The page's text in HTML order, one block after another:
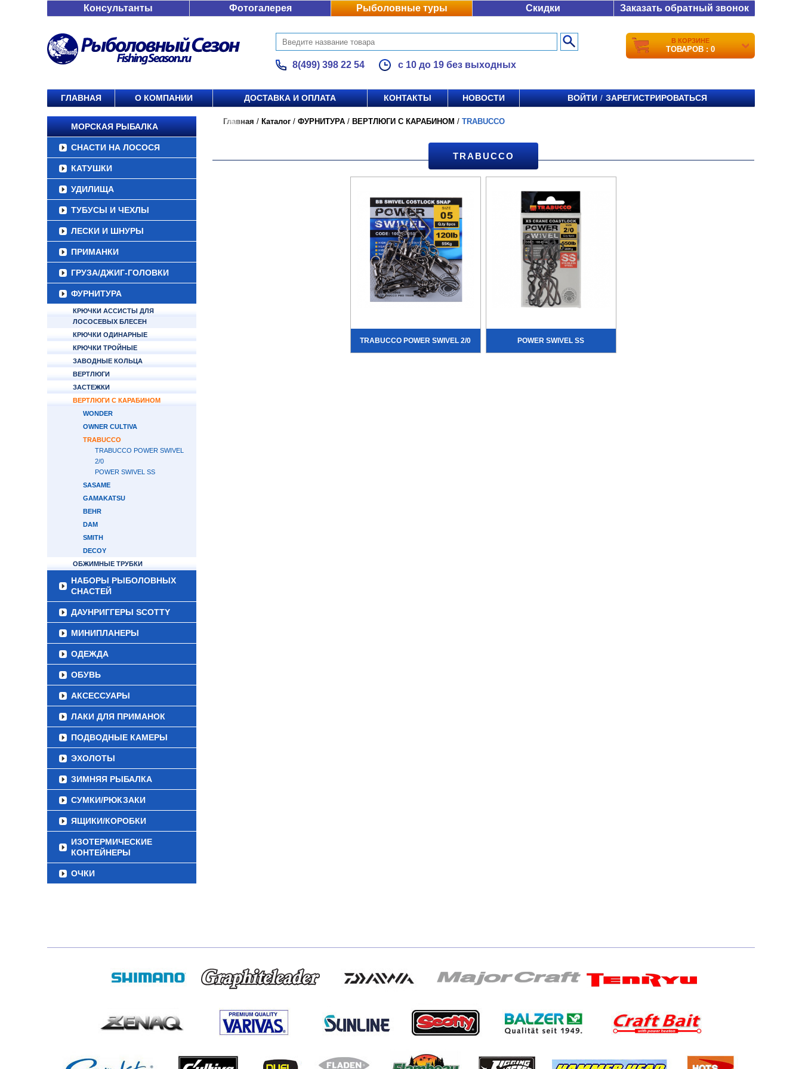
Консультанты Фотогалерея Рыболовные туры Скидки Заказать обратный звонок
8(499) 398 22 54 с 10 до 19 без выходных
В КОРЗИНЕ
ТОВАРОВ : 0
ГЛАВНАЯ О КОМПАНИИ ДОСТАВКА И ОПЛАТА КОНТАКТЫ НОВОСТИ ВОЙТИ / ЗАРЕГИСТРИРОВАТЬСЯ
МОРСКАЯ РЫБАЛКА
СНАСТИ НА ЛОСОСЯ
КАТУШКИ
УДИЛИЩА
ТУБУСЫ И ЧЕХЛЫ
ЛЕСКИ И ШНУРЫ
ПРИМАНКИ
ГРУЗА/ДЖИГ-ГОЛОВКИ
ФУРНИТУРА
КРЮЧКИ АССИСТЫ ДЛЯ
ЛОСОСЕВЫХ БЛЕСЕН
КРЮЧКИ ОДИНАРНЫЕ
КРЮЧКИ ТРОЙНЫЕ
ЗАВОДНЫЕ КОЛЬЦА
ВЕРТЛЮГИ
ЗАСТЕЖКИ
ВЕРТЛЮГИ С КАРАБИНОМ
WONDER
OWNER CULTIVA
TRABUCCO
TRABUCCO POWER SWIVEL
2/0
POWER SWIVEL SS
SASAME
GAMAKATSU
BEHR
DAM
SMITH
DECOY
ОБЖИМНЫЕ ТРУБКИ
НАБОРЫ РЫБОЛОВНЫХ
СНАСТЕЙ
ДАУНРИГГЕРЫ SCOTTY
МИНИПЛАНЕРЫ
ОДЕЖДА
ОБУВЬ
АКСЕССУАРЫ
ЛАКИ ДЛЯ ПРИМАНОК
ПОДВОДНЫЕ КАМЕРЫ
ЭХОЛОТЫ
ЗИМНЯЯ РЫБАЛКА
СУМКИ/РЮКЗАКИ
ЯЩИКИ/КОРОБКИ
ИЗОТЕРМИЧЕСКИЕ
КОНТЕЙНЕРЫ
ОЧКИ
Главная / Каталог / ФУРНИТУРА / ВЕРТЛЮГИ С КАРАБИНОМ / TRABUCCO
TRABUCCO
TRABUCCO POWER SWIVEL 2/0 POWER SWIVEL SS